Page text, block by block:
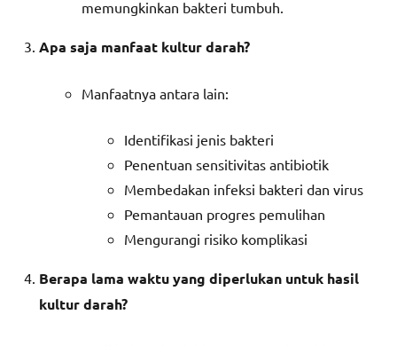
memungkinkan bakteri tumbuh.
Apa saja manfaat kultur darah?
Manfaatnya antara lain:
Identifikasi jenis bakteri
Penentuan sensitivitas antibiotik
Membedakan infeksi bakteri dan virus
Pemantauan progres pemulihan
Mengurangi risiko komplikasi
Berapa lama waktu yang diperlukan untuk hasil
kultur darah?